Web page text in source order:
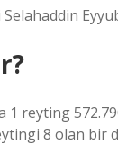
1 reyting
8 olan bir